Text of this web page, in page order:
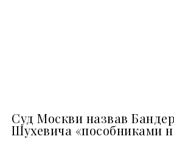
Суд Москви назвав
Шухевича «пособниками